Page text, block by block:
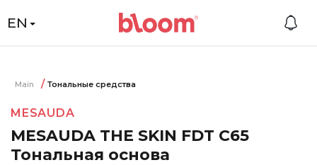
EN
Main Тональные средства
MESAUDA
MESAUDA THE SKIN FDT C65
Тональная основа